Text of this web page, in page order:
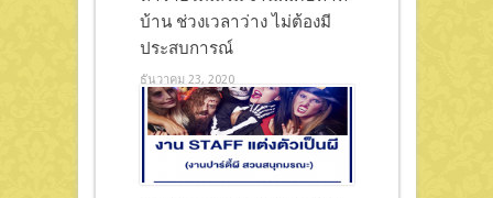
บ้าน ช่วงเวลาว่าง ไม่ต้องมี
ประสบการณ์
ธันวาคม 23, 2020